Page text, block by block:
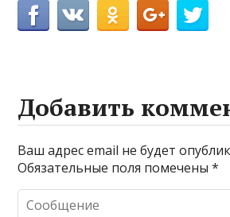
Добавить
Ваш адрес email не будет
Обязательные поля помечены*